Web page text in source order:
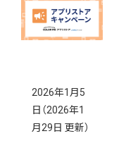
2026年1月5
日 （2026年1
月29日 更新）